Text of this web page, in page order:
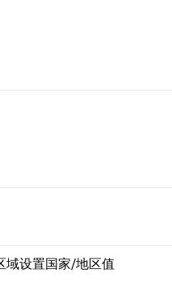
域设置国家/地区值